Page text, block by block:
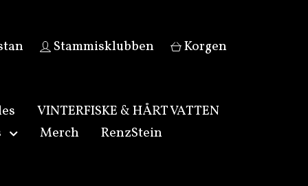
Stammisklubben Korgen
VINTERFISKE & HÅRT VATTEN
Merch
RenzStein